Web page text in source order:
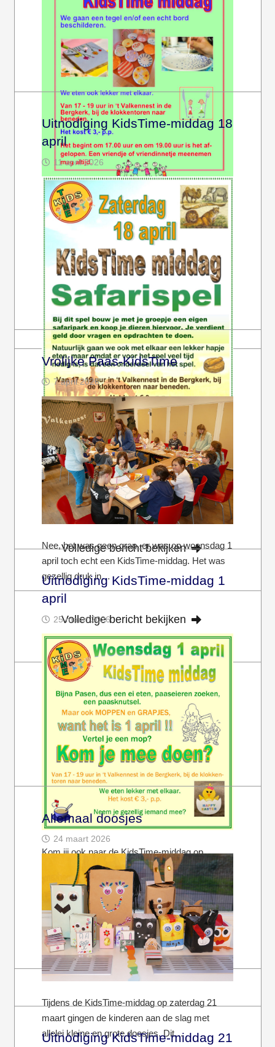
Kom jij ook naar de KidsTime-middag op
woensdag 13 mei? Het begint om 17 uur. In ’t
Valkennest (onderin de…
Volledige bericht bekijken
Uitnodiging KidsTime-middag 18
april
11 april 2026
Kom jij ook naar de KidsTime-middag op
zaterdag 18 april? Het begint om 17 uur. In ’t
Valkennest (onderin de…
Volledige bericht bekijken
Vrolijke Paas-KidsTime
7 april 2026
Nee, het was geen grap, er was op woensdag 1
april toch echt een KidsTime-middag. Het was
gezellig druk in…
Volledige bericht bekijken
Uitnodiging KidsTime-middag 1
april
25 maart 2026
Kom jij ook naar de KidsTime-middag op
woensdag 1 april? Het begint om 17 uur. In ’t
Valkennest (onderin de…
Volledige bericht bekijken
Allemaal doosjes
24 maart 2026
Tijdens de KidsTime-middag op zaterdag 21
maart gingen de kinderen aan de slag met
allelei kleine en grote doosjes. Dit…
Uitnodiging KidsTime-middag 21